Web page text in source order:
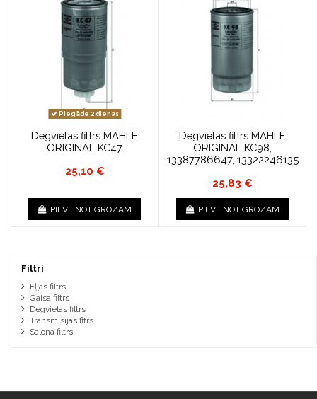
Piegāde 2 dienas
Degvielas filtrs MAHLE
ORIGINAL KC47
25,10 €
PIEVIENOT GROZAM
Degvielas filtrs MAHLE
ORIGINAL KC98,
13387786647, 13322246135
25,83 €
PIEVIENOT GROZAM
Filtri
Eļļas filtrs
Gaisa filtrs
Degvielas filtrs
Transmisijas fitrs
Salona filtrs